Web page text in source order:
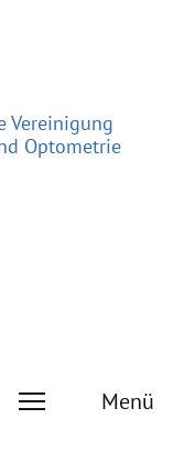
Vereinigung
Optometrie
Menü